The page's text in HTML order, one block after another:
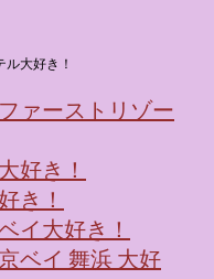
大好き！
ァーストリゾー
好き！
き！
イ大好き！
ベイ 舞浜 大好